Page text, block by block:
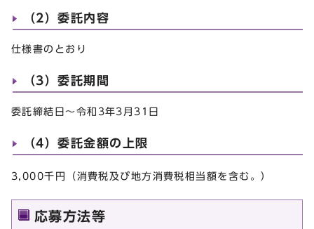
（2）委託内容
仕様書のとおり
（3）委託期間
委託締結日～令和3年3月31日
（4）委託金額の上限
3,000千円（消費税及び地方消費税相当額を含む。）
応募方法等